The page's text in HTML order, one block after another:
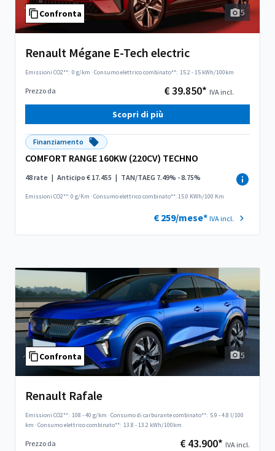
Confronta 5
Renault Mégane E-Tech electric
Emissioni CO2**: 0 g/km ·Consumo elettrico combinato**: 15.2 - 15 kWh/100km
Prezzo da € 39.850* IVA incl.
Scopri di più
Finanziamento
COMFORT RANGE 160KW (220CV) TECHNO
48 rate | Anticipo € 17.455 | TAN/TAEG 7.49% - 8.75%
Emissioni CO2**: 0 g/Km ·Consumo elettrico combinato**: 15.0 KWh/100 Km
€ 259/mese* IVA incl.
Confronta 5
Renault Rafale
Emissioni CO2**: 108 - 40 g/km ·Consumo di carburante combinato**: 5.9 - 4.8 l/100
km ·Consumo elettrico combinato**: 13.8 - 13.2 kWh/100km
Prezzo da € 43.900* IVA incl.